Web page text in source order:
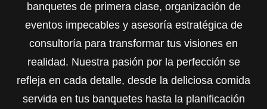
banquetes de primera clase, organización de
eventos impecables y asesoría estratégica de
consultoría para transformar tus visiones en
realidad. Nuestra pasión por la perfección se
refleja en cada detalle, desde la deliciosa comida
servida en tus banquetes hasta la planificación